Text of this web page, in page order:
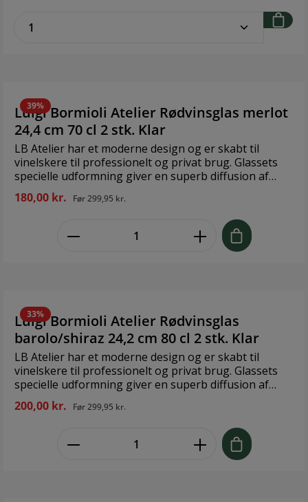
13,1 cm Materiale: Glas
39%
Luigi Bormioli Atelier Rødvinsglas merlot
24,4 cm 70 cl 2 stk. Klar
LB Atelier har et moderne design og er skabt til
vinelskere til professionelt og privat brug. Glassets
specielle udformning giver en superb diffusion af
aromaer, der samtidig indikerer, hvor meget vin der
skal i. Glassets karakteristiske kurve gør det endnu
mere modstandsdygtigt over for stød. Ultraklart og
24,4 cm 70 cl Materiale: Glas
180,00 kr. Før299,95 kr.
33%
Luigi Bormioli Atelier Rødvinsglas
barolo/shiraz 24,2 cm 80 cl 2 stk. Klar
LB Atelier har et moderne design og er skabt til
vinelskere til professionelt og privat brug. Glassets
specielle udformning giver en superb diffusion af
aromaer, der samtidig indikerer, hvor meget vin der
skal i. Glassets karakteristiske kurve gør det endnu
mere modstandsdygtigt over for stød. Ultraklart og
24,2 cm 80 cl Materiale: Glas
200,00 kr. Før299,95 kr.